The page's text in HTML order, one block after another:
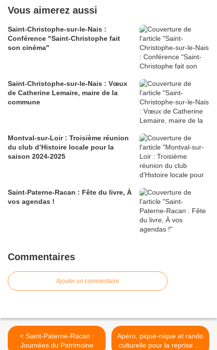
Vous aimerez aussi
Saint-Christophe-sur-le-Nais :
Conférence "Saint-Christophe fait
son cinéma"
Saint-Christophe-sur-le-Nais : Vœux
de Catherine Lemaire, maire de la
commune
Montval-sur-Loir : Troisième réunion
du club d’Histoire locale pour la
saison 2024-2025
Saint-Paterne-Racan : Fête du livre, À
vos agendas !
Commentaires
Ajouter un commentaire
< Saint-Paterne-Racan :
Journées du Patrimoine
Apéro, pique-nique et rando
culturelle pour la reprise de